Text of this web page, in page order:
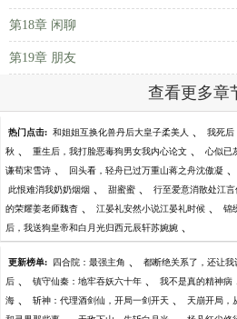
第18章 闲聊
第19章 朋友
查看更多章
热门点击: 和姐姐互换化兽丹后大皇子柔美人 、 我死后
秋 、 重生后，我打脸恶毒狗男女我内心论文 、 心似已
谦荀宋雪诗 、 回头看，轻舟已过万重山蒋之舟沈傲凝 、
此恨难消我奶奶烟烟 、 甜蜜蜜 、 行至爱意消散处江言
的荣耀姜老师魏杳 、 江晏礼安然小说江晏礼时候 、 锦
后，我送狗皇帝和白月光归西元辰轩苏婉婉 、
更新榜单: 四合院：最强主角 、 都断绝关系了，还让我
后 、 镇守仙秦：地牢吞妖六十年 、 我不是真的精神病
海 、 斩神：代理酒剑仙，开局一剑开天 、 天崩开局，